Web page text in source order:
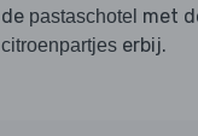
de pastaschotel met
citroenpartjes erbij.